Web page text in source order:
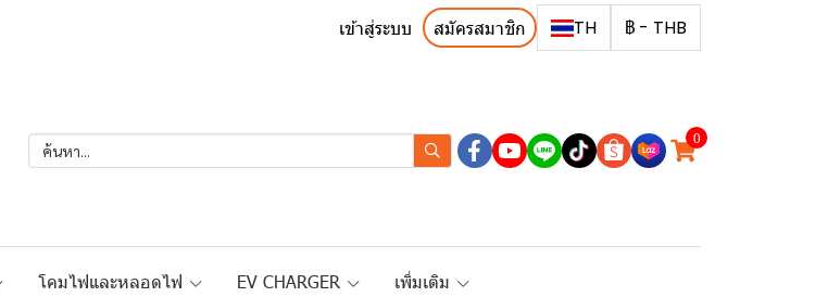
เข้าสู่ระบบ สมัครสมาชิก TH ฿ - THB
0
โคมไฟและหลอดไฟ EV CHARGER เพิ่มเติม